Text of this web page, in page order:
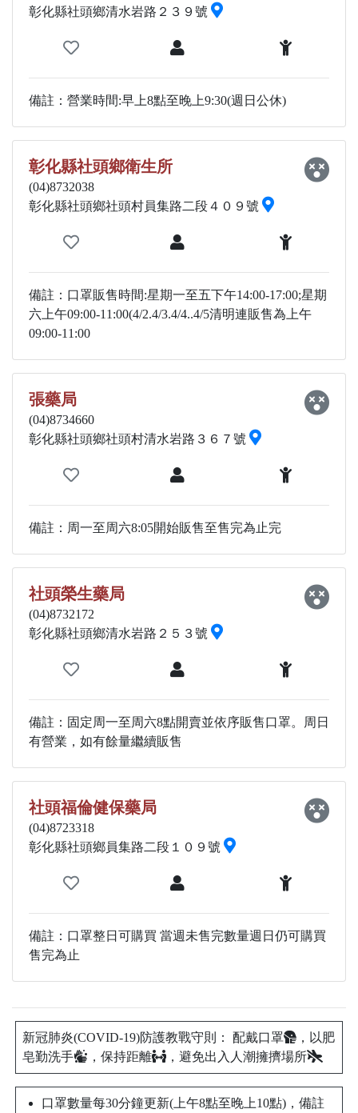
彰化縣社頭鄉清水岩路２３９號
備註：營業時間:早上8點至晚上9:30(週日公休)
彰化縣社頭鄉衛生所
(04)8732038
彰化縣社頭鄉社頭村員集路二段４０９號
備註：口罩販售時間:星期一至五下午14:00-17:00;星期
六上午09:00-11:00(4/2.4/3.4/4..4/5清明連販售為上午
09:00-11:00
張藥局
(04)8734660
彰化縣社頭鄉社頭村清水岩路３６７號
備註：周一至周六8:05開始販售至售完為止完
社頭榮生藥局
(04)8732172
彰化縣社頭鄉清水岩路２５３號
備註：固定周一至周六8點開賣並依序販售口罩。周日
有營業，如有餘量繼續販售
社頭福倫健保藥局
(04)8723318
彰化縣社頭鄉員集路二段１０９號
備註：口罩整日可購買 當週未售完數量週日仍可購買
售完為止
新冠肺炎(COVID-19)防護教戰守則： 配戴口罩
，以肥
皂勤洗手
，保持距離 ，避免出入人潮擁擠場所
口罩數量每30分鐘更新(上午8點至晚上10點)，備註